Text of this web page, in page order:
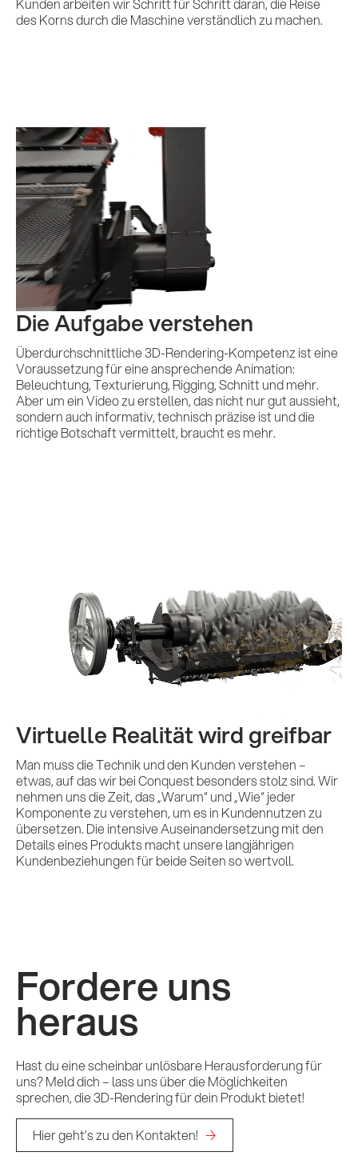
Leistungen
Referenzen
Impulse &
Insights
KI x B2B
Kontakt
Kunden arbeiten wir Schritt für Schritt daran, die Reise
des Korns durch die Maschine verständlich zu machen.
Die Aufgabe verstehen
Überdurchschnittliche 3D-Rendering-Kompetenz ist eine
Voraussetzung für eine ansprechende Animation:
Beleuchtung, Texturierung, Rigging, Schnitt und mehr.
Aber um ein Video zu erstellen, das nicht nur gut aussieht,
sondern auch informativ, technisch präzise ist und die
richtige Botschaft vermittelt, braucht es mehr.
Virtuelle Realität wird greifbar
Man muss die Technik und den Kunden verstehen –
etwas, auf das wir bei Conquest besonders stolz sind. Wir
nehmen uns die Zeit, das „Warum“ und „Wie“ jeder
Komponente zu verstehen, um es in Kundennutzen zu
übersetzen. Die intensive Auseinandersetzung mit den
Details eines Produkts macht unsere langjährigen
Kundenbeziehungen für beide Seiten so wertvoll.
Fordere uns
heraus
Hast du eine scheinbar unlösbare Herausforderung für
uns? Meld dich – lass uns über die Möglichkeiten
sprechen, die 3D-Rendering für dein Produkt bietet!
Hier geht’s zu den Kontakten!